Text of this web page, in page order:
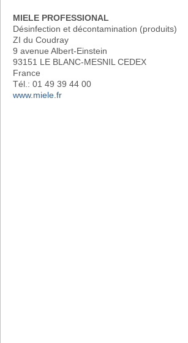
MIELE PROFESSIONAL
Désinfection et décontamination (produits)
ZI du Coudray
9 avenue Albert-Einstein
93151 LE BLANC-MESNIL CEDEX
France
Tél.: 01 49 39 44 00
www.miele.fr